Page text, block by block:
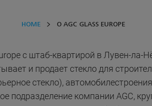
HOME O AGC GLASS EUROPE
с штаб-квартирой в Лувен-ла-
и продает стекло для
стекло),
подразделение компании AGC,